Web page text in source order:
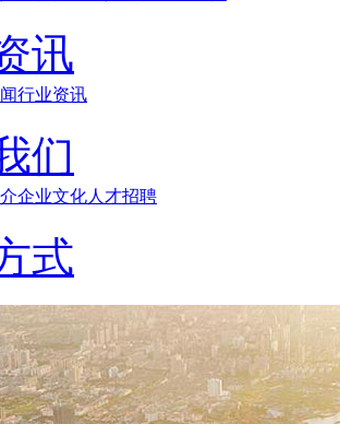
讯
行业资讯
们
企业文化人才招聘
式